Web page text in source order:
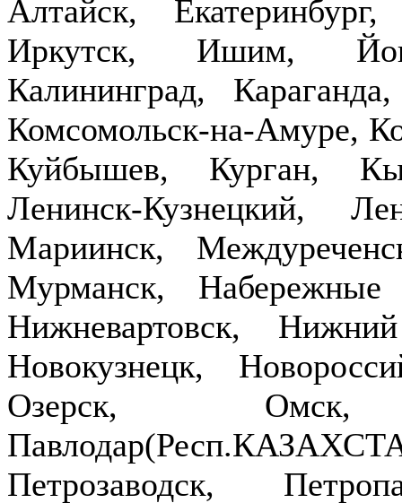
Алтайск,
Иркутск, Ишим,
Калининград,
Комсомольск-на-Амуре,
Куйбышев, Курган,
Ленинск-Кузнецкий,
Мариинск,
Мурманск,
Нижневартовск,
Новокузнецк,
Озерск,
Петрозаводск,